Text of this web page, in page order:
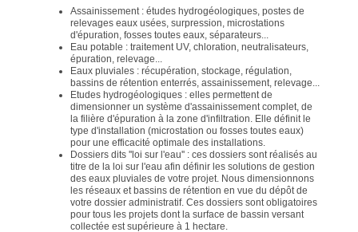
Assainissement : études hydrogéologiques, postes de
relevages eaux usées, surpression, microstations
d'épuration, fosses toutes eaux, séparateurs...
Eau potable : traitement UV, chloration, neutralisateurs,
épuration, relevage...
Eaux pluviales : récupération, stockage, régulation,
bassins de rétention enterrés, assainissement, relevage...
Etudes hydrogéologiques : elles permettent de
dimensionner un système d'assainissement complet, de
la filière d'épuration à la zone d'infiltration. Elle définit le
type d'installation (microstation ou fosses toutes eaux)
pour une efficacité optimale des installations.
Dossiers dits ''loi sur l'eau'' : ces dossiers sont réalisés au
titre de la loi sur l'eau afin définir les solutions de gestion
des eaux pluviales de votre projet. Nous dimensionnons
les réseaux et bassins de rétention en vue du dépôt de
votre dossier administratif. Ces dossiers sont obligatoires
pour tous les projets dont la surface de bassin versant
collectée est supérieure à 1 hectare.